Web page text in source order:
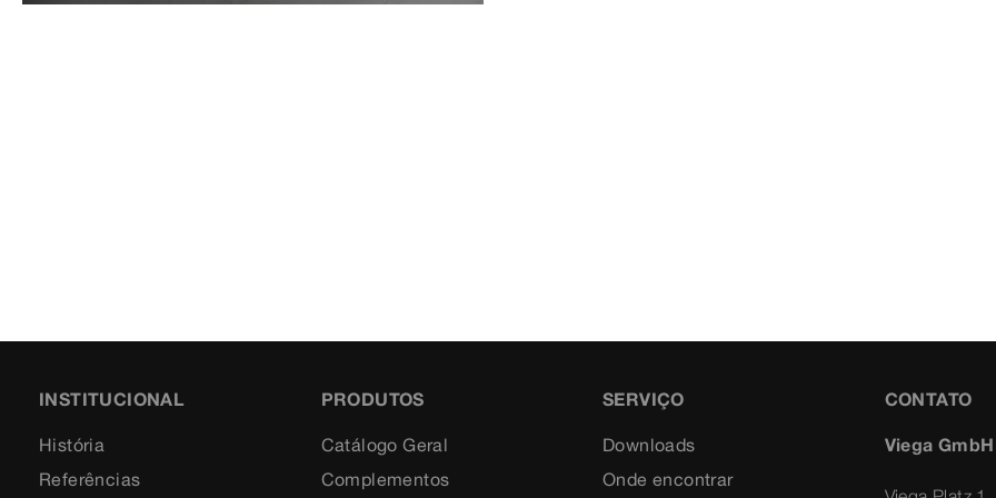
INSTITUCIONAL
História
Referências
PRODUTOS
Catálogo Geral
Complementos
SERVIÇO
Downloads
Onde encontrar
CONTATO
Viega